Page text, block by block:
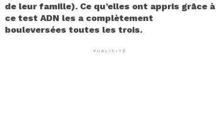
de leur famille). Ce qu’elles ont appris grâce à
ce test ADN les a complètement
bouleversées toutes les trois.
PUBLICITÉ